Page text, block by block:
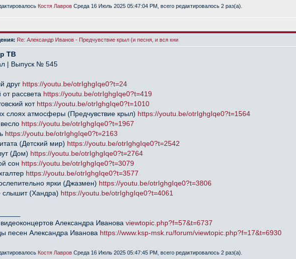
Костя Лавров Среда 16 Июль 2025 05:47:04 PM, всего редактировалось 2 раз(а).
Re: Александр Иванов - Предчувствие крыл (и песня, и вся кни
ТВ
| Выпуск № 545
друг https://youtu.be/otrIghgIqe0?t=24
рассвета https://youtu.be/otrIghgIqe0?t=419
кот https://youtu.be/otrIghgIqe0?t=1010
слоях атмосферы (Предчувствие крыл) https://youtu.be/otrIghgIqe0?t=1564
https://youtu.be/otrIghgIqe0?t=1967
https://youtu.be/otrIghgIqe0?t=2163
(Детский мир) https://youtu.be/otrIghgIqe0?t=2542
(Дом) https://youtu.be/otrIghgIqe0?t=2764
сон https://youtu.be/otrIghgIqe0?t=3079
https://youtu.be/otrIghgIqe0?t=3577
ярки (Джазмен) https://youtu.be/otrIghgIqe0?t=3806
слышит (Хандра) https://youtu.be/otrIghgIqe0?t=4061
Александра Иванова viewtopic.php?f=57&t=6737
песен Александра Иванова https://www.ksp-msk.ru/forum/viewtopic.php?f=17&t=6930
Костя Лавров Среда 16 Июль 2025 05:47:45 PM, всего редактировалось 2 раз(а).